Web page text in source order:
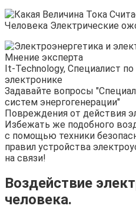
Мнение эксперта
It-Technology, Cпециалист
электронике
Задавайте вопросы
систем энергогенерации"
Повреждения от действия
Избежать же подобного
с помощью техники
правил устройства
на связи!
Воздействие
человека.